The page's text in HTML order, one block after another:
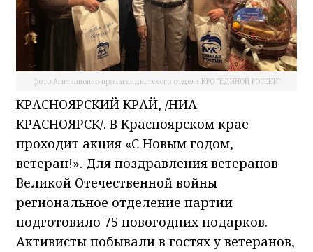
фото Агитационно-пропагандистского отдела КРО "ЕДИНОЙ РОССИИ"
КРАСНОЯРСКИЙ КРАЙ, /НИА-
КРАСНОЯРСК/. В Красноярском крае
проходит акция «С Новым годом,
ветеран!». Для поздравления ветеранов
Великой Отечественной войны
региональное отделение партии
подготовило 75 новогодних подарков.
Активисты побывали в гостях у ветеранов,